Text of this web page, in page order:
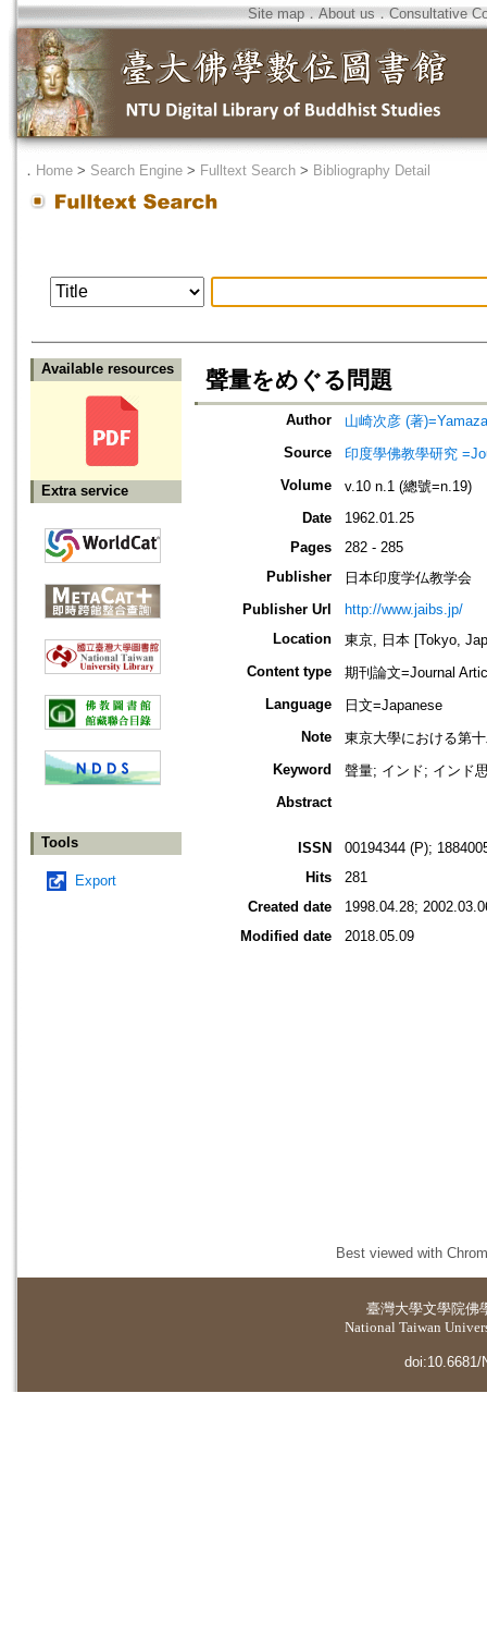
Site map．About us ． Consultative
． Home > Search Engine > Fulltext Search > Bibliography Detail
Available resources
Extra service
Tools
Export
聲量をめぐる問題
Author
山崎次彦 (著
Source
印度學佛教學研究
Volume
v.10 n.1 (總號=n.19)
Date
1962.01.25
Pages
282 - 285
Publisher
日本印度学仏教学会
Publisher Url
http://www.jaibs.jp/
Location
東京, 日本 [Tokyo,
Content type
期刊論文=Journal
Language
日文=Japanese
Note
東京大學における第
Keyword
聲量; インド; インド
Abstract
ISSN
00194344 (P);
Hits
281
Created date
1998.04.28;
Modified date
2018.05.09
Best viewed with
臺灣大學文學院佛
National Taiwan
doi:10.6681/